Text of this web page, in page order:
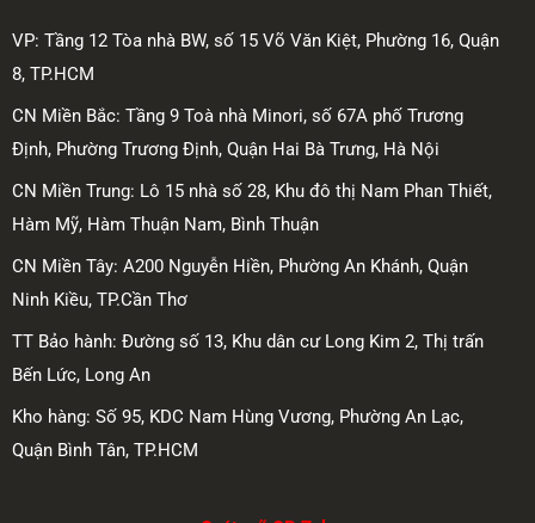
VP: Tầng 12 Tòa nhà BW, số 15 Võ Văn Kiệt, Phường 16, Quận
8, TP.HCM
CN Miền Bắc: Tầng 9 Toà nhà Minori, số 67A phố Trương
Định, Phường Trương Định, Quận Hai Bà Trưng, Hà Nội
CN Miền Trung: Lô 15 nhà số 28, Khu đô thị Nam Phan Thiết,
Hàm Mỹ, Hàm Thuận Nam, Bình Thuận
CN Miền Tây: A200 Nguyễn Hiền, Phường An Khánh, Quận
Ninh Kiều, TP.Cần Thơ
TT Bảo hành: Đường số 13, Khu dân cư Long Kim 2, Thị trấn
Bến Lức, Long An
Kho hàng: Số 95, KDC Nam Hùng Vương, Phường An Lạc,
Quận Bình Tân, TP.HCM